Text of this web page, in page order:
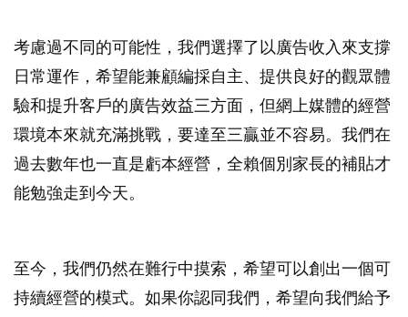
考慮過不同的可能性，我們選擇了以廣告收入來支撐
日常運作，希望能兼顧編採自主、提供良好的觀眾體
驗和提升客戶的廣告效益三方面，但網上媒體的經營
環境本來就充滿挑戰，要達至三贏並不容易。我們在
過去數年也一直是虧本經營，全賴個別家長的補貼才
能勉強走到今天。
至今，我們仍然在難行中摸索，希望可以創出一個可
持續經營的模式。如果你認同我們，希望向我們給予